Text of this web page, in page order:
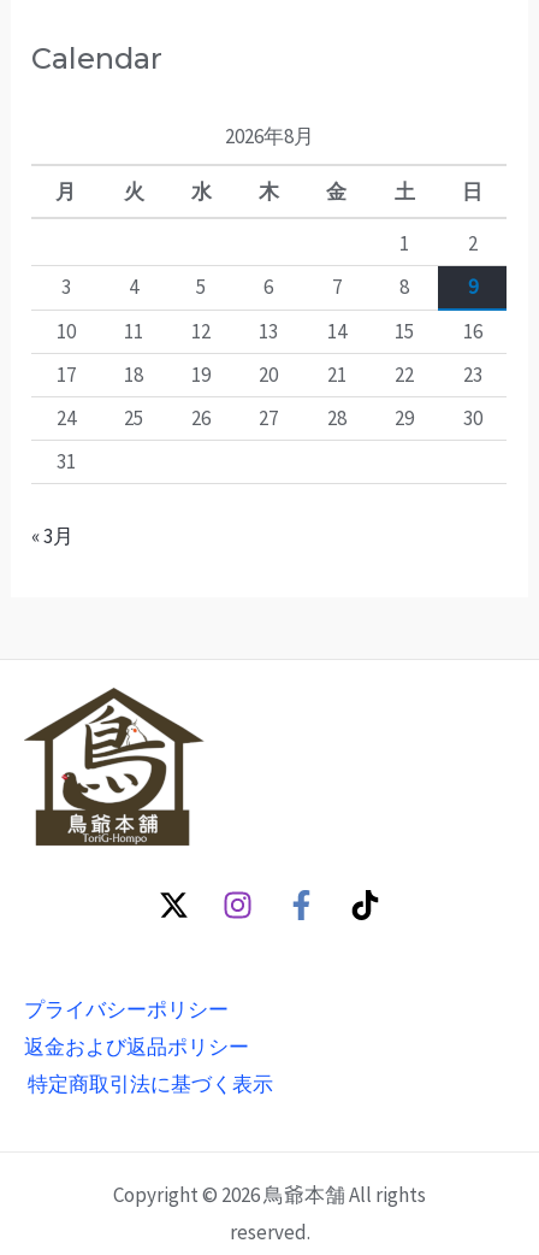
Calendar
2026年8月
月 火 水 木 金 土
日
1
2
3
4 5 6 7 8
9
10
11 12 13 14 15
16
17
18 19 20 21 22
23
24
25 26 27 28 29
30
31
« 3月
プライバシーポリシー
返金および返品ポリシー
特定商取引法に基づく表示
Copyright © 2026 鳥爺本舗 All rights
reserved.